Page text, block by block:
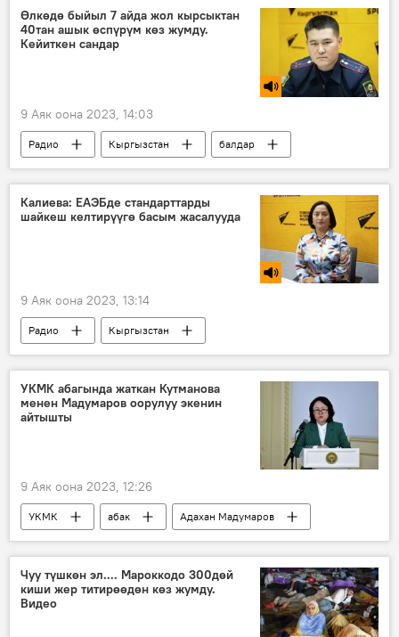
Өлкөдө быйыл 7 айда жол кырсыктан
40тан ашык өспүрүм көз жумду.
Кейиткен сандар
9 Аяк оона 2023, 14:03
Радио Кыргызстан
балдар
Депутаттын уулу катышкан Ысык-Көлдөгү жол кырсыгы
коопсуздук
Байказы Айтикул уулу
өлүм
Калиева: ЕАЭБде стандарттарды
шайкеш келтирүүгө басым жасалууда
9 Аяк оона 2023, 13:14
Радио
Кыргызстан
стандартташтыруу
ЕАЭБ
Экономика
УКМК абагында жаткан Кутманова
менен Мадумаров оорулуу экенин
айтышты
9 Аяк оона 2023, 12:26
УКМК абак
Адахан Мадумаров
Динара Кутманова
оору
Чуу түшкөн эл.... Мароккодо 300дөй
киши жер титирөөдөн көз жумду.
Видео